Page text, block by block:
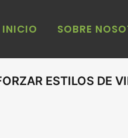
INICIO SOBRE
ESTILOS DE